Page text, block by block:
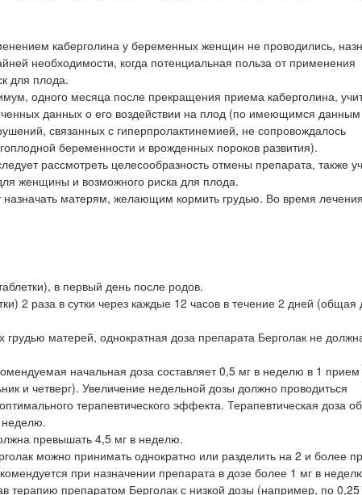
каберголина у беременных женщин не проводились,
необходимости, когда потенциальная польза от применения
для плода.
одного месяца после прекращения приема каберголина,
данных о его воздействии на плод (по имеющимся данным
связанных с гиперпролактинемией, не сопровождалось
беременности и врожденных пороков развития).
рассмотреть целесообразность отмены препарата, также
женщины и возможного риска для плода.
назначать матерям, желающим кормить грудью. Во время лечения
в первый день после родов.
2 раза в сутки через каждые 12 часов в течение 2 дней
матерей, однократная доза препарата Берголак не
начальная доза составляет 0,5 мг в неделю в 1 прием
и четверг). Увеличение недельной дозы должно проводиться
терапевтического эффекта. Терапевтическая доза
неделю.
превышать 4,5 мг в неделю.
можно принимать однократно или разделить на 2 и более
при назначении препарата в дозе более 1 мг в
терапию препаратом Берголак с низкой дозы (например, по 0,25